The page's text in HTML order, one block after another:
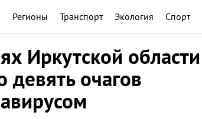
Регионы Транспорт Экология Спорт
Иркутской области
девять очагов